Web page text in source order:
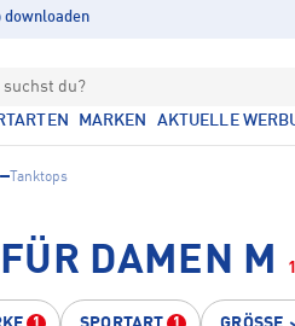
downloaden
suchst du?
MARKEN AKTUELLE
Tanktops
DAMEN M
1 1